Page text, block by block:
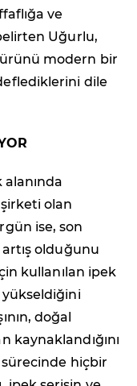
ve
Uğurlu,
modern bir
dile
alanında
olan
ise, son
artış olduğunu
kullanılan ipek
yükseldiğini
doğal
kaynaklandığını
hiçbir